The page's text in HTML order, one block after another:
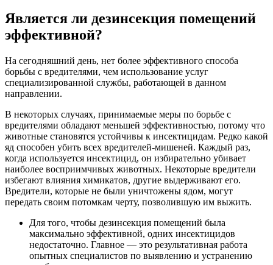
Является ли дезинсекция помещений
эффективной?
На сегодняшний день, нет более эффективного способа
борьбы с вредителями, чем использование услуг
специализированной службы, работающей в данном
направлении.
В некоторых случаях, принимаемые меры по борьбе с
вредителями обладают меньшей эффективностью, потому что
животные становятся устойчивы к инсектицидам. Редко какой
яд способен убить всех вредителей-мишеней. Каждый раз,
когда используется инсектицид, он избирательно убивает
наиболее восприимчивых животных. Некоторые вредители
избегают влияния химикатов, другие выдерживают его.
Вредители, которые не были уничтожены ядом, могут
передать своим потомкам черту, позволившую им выжить.
Для того, чтобы дезинсекция помещений была
максимально эффективной, одних инсектицидов
недостаточно. Главное — это результативная работа
опытных специалистов по выявлению и устранению